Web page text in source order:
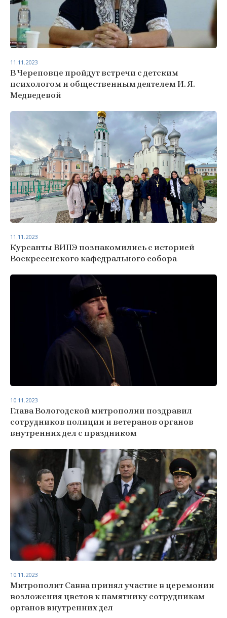
В Череповце пройдут встречи с детским
психологом и общественным деятелем И. Я.
Медведевой
11.11.2023
Курсанты ВИПЭ познакомились с историей
Воскресенского кафедрального собора
11.11.2023
Глава Вологодской митрополии поздравил
сотрудников полиции и ветеранов органов
внутренних дел с праздником
10.11.2023
Митрополит Савва принял участие в церемонии
возложения цветов к памятнику сотрудникам
органов внутренних дел
10.11.2023